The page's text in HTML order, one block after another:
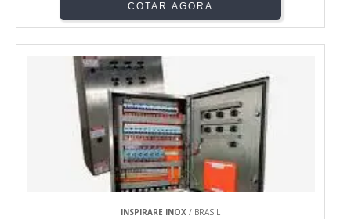
COTAR AGORA
INSPIRARE INOX / BRASIL